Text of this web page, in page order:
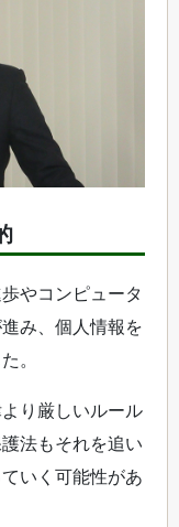
やコンピュータ
み、個人情報を
。
り厳しいルール
法もそれを追い
いく可能性があ